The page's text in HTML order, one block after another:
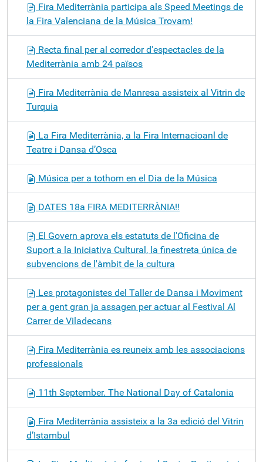
Fira Mediterrània participa als Speed Meetings de
la Fira Valenciana de la Música Trovam!
Recta final per al corredor d'espectacles de la
Mediterrània amb 24 països
Fira Mediterrània de Manresa assisteix al Vitrin de
Turquia
La Fira Mediterrània, a la Fira Internacioanl de
Teatre i Dansa d’Osca
Música per a tothom en el Dia de la Música
DATES 18a FIRA MEDITERRÀNIA!!
El Govern aprova els estatuts de l'Oficina de
Suport a la Iniciativa Cultural, la finestreta única de
subvencions de l'àmbit de la cultura
Les protagonistes del Taller de Dansa i Moviment
per a gent gran ja assagen per actuar al Festival Al
Carrer de Viladecans
Fira Mediterrània es reuneix amb les associacions
professionals
11th September. The National Day of Catalonia
Fira Mediterrània assisteix a la 3a edició del Vitrin
d’Istambul